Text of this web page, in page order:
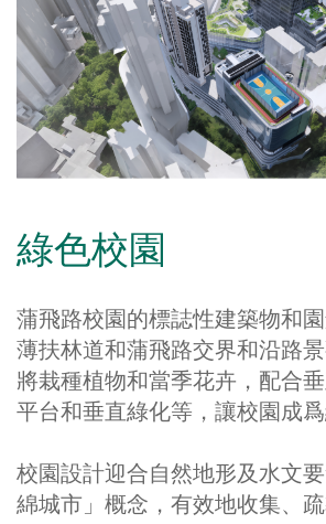
綠色校園
蒲飛路校園的標誌性建築物和
薄扶林道和蒲飛路交界和沿路
將栽種植物和當季花卉，配合
平台和垂直綠化等，讓校園成爲
校園設計迎合自然地形及水文
綿城市」概念，有效地收集、